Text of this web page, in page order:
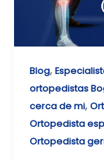
Blog,
ortopedistas
cerca de mi,
Ortopedista
Ortopedista